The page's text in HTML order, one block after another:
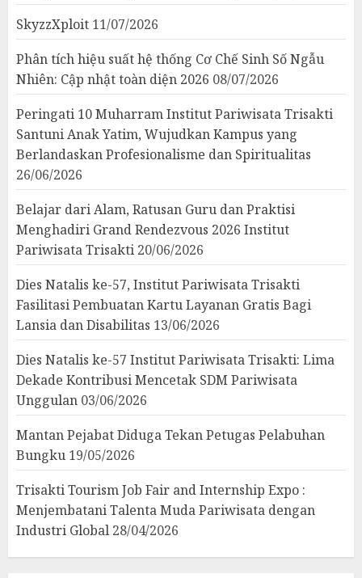
SkyzzXploit 11/07/2026
Phân tích hiệu suất hệ thống Cơ Chế Sinh Số Ngẫu
Nhiên: Cập nhật toàn diện 2026 08/07/2026
Peringati 10 Muharram Institut Pariwisata Trisakti
Santuni Anak Yatim, Wujudkan Kampus yang
Berlandaskan Profesionalisme dan Spiritualitas
26/06/2026
Belajar dari Alam, Ratusan Guru dan Praktisi
Menghadiri Grand Rendezvous 2026 Institut
Pariwisata Trisakti 20/06/2026
Dies Natalis ke-57, Institut Pariwisata Trisakti
Fasilitasi Pembuatan Kartu Layanan Gratis Bagi
Lansia dan Disabilitas 13/06/2026
Dies Natalis ke-57 Institut Pariwisata Trisakti: Lima
Dekade Kontribusi Mencetak SDM Pariwisata
Unggulan 03/06/2026
Mantan Pejabat Diduga Tekan Petugas Pelabuhan
Bungku 19/05/2026
Trisakti Tourism Job Fair and Internship Expo :
Menjembatani Talenta Muda Pariwisata dengan
Industri Global 28/04/2026